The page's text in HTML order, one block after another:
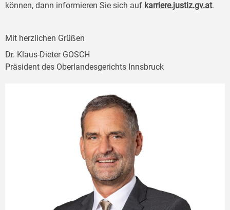
können, dann informieren Sie sich auf karriere.justiz.gv.at.
Mit herzlichen Grüßen
Dr. Klaus-Dieter GOSCH
Präsident des Oberlandesgerichts Innsbruck